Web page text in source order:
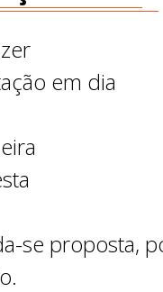
em dia
se proposta,